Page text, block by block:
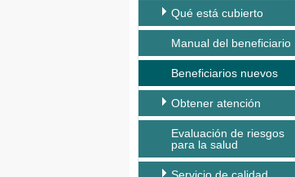
Qué está cubierto
Manual del beneficiario
Beneficiarios nuevos
Obtener atención
Evaluación de riesgos
para la salud